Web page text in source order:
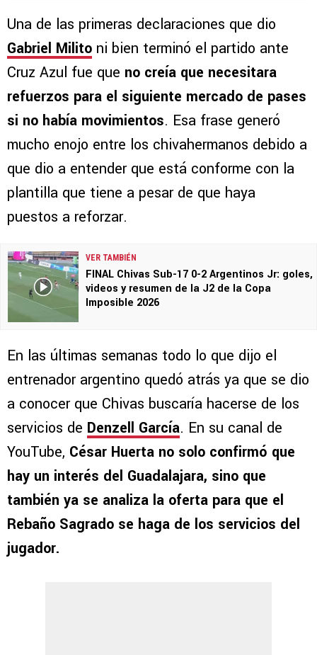
Una de las primeras declaraciones que dio
Gabriel Milito ni bien terminó el partido ante
Cruz Azul fue que no creía que necesitara
refuerzos para el siguiente mercado de pases
si no había movimientos. Esa frase generó
mucho enojo entre los chivahermanos debido a
que dio a entender que está conforme con la
plantilla que tiene a pesar de que haya
puestos a reforzar.
VER TAMBIÉN
FINAL Chivas Sub-17 0-2 Argentinos Jr: goles,
videos y resumen de la J2 de la Copa
Imposible 2026
En las últimas semanas todo lo que dijo el
entrenador argentino quedó atrás ya que se dio
a conocer que Chivas buscaría hacerse de los
servicios de Denzell García. En su canal de
YouTube, César Huerta no solo confirmó que
hay un interés del Guadalajara, sino que
también ya se analiza la oferta para que el
Rebaño Sagrado se haga de los servicios del
jugador.